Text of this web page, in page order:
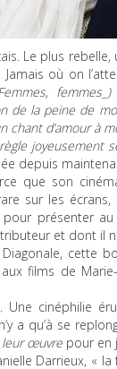
Le plus
où on
de la peine de
chant d’amour à
joyeusement
depuis
que son
sur les
présenter
et dont il
cette
films de Marie-
Une cinéphilie
a qu’à se
leur œuvre pour en
Darrieux, «